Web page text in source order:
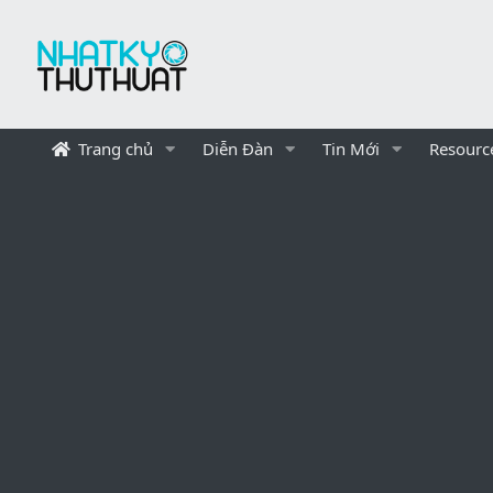
Trang chủ Diễn Đàn Tin Mới